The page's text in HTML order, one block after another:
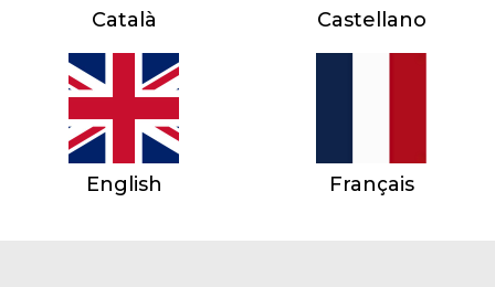
Català Castellano
English Français